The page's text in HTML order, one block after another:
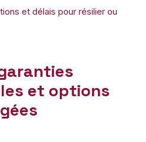
et délais pour résilier ou
et options